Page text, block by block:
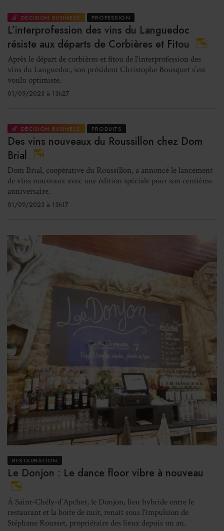
DÉCISION BUSINESS PROFESSION
L’interprofession des vins du Languedoc
résiste aux départs de Corbières et Fitou
Après le départ de corbières et fitou de l'interprofession des
vins du Languedoc, son président Christophe Bousquet s’est
voulu optimiste.
01/09/2023 à 13h27
DÉCISION BUSINESS PRODUITS
Des vins nouveaux du Roussillon chez Dom
Brial
Dom Brial, coopérative du Roussillon, a annoncé le lancement
de vins nouveaux avec une édition spéciale pour son centième
anniversaire.
01/09/2023 à 13h17
RESTAURATION
Le Donjon : Le dance floor vibre à nouveau
À Saint-Chély-d’Apcher, le Donjon, lieu hybride entre le
restaurant et la boite de nuit, renaît sous l'impulsion de
Stéphane Rousset, propriétaire des lieux depuis un an.